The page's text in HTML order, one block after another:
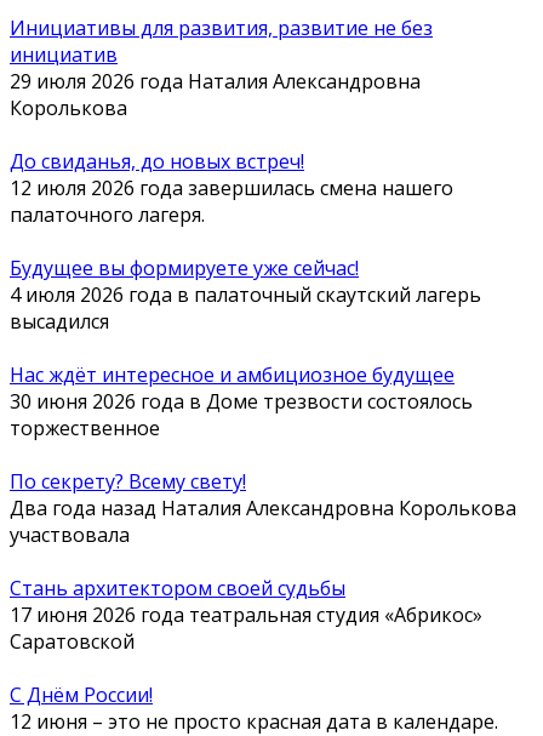
Инициативы для развития, развитие не без
инициатив
29 июля 2026 года Наталия Александровна
Королькова
До свиданья, до новых встреч!
12 июля 2026 года завершилась смена нашего
палаточного лагеря.
Будущее вы формируете уже сейчас!
4 июля 2026 года в палаточный скаутский лагерь
высадился
Нас ждёт интересное и амбициозное будущее
30 июня 2026 года в Доме трезвости состоялось
торжественное
По секрету? Всему свету!
Два года назад Наталия Александровна Королькова
участвовала
Стань архитектором своей судьбы
17 июня 2026 года театральная студия «Абрикос»
Саратовской
С Днём России!
12 июня – это не просто красная дата в календаре.